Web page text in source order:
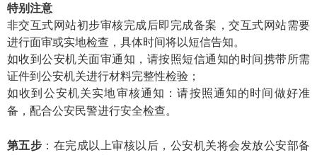
特别注意
非交互式网站初步审核完成后即完成备案，交互式网站需要
进行面审或实地检查，具体时间将以短信告知。
如收到公安机关面审通知，请按照短信通知的时间携带所需
证件到公安机关进行材料完整性检验；
如收到公安机关实地审核通知：请按照通知的时间做好准
备，配合公安民警进行安全检查。
第五步 ：在完成以上审核以后，公安机关将会发放公安部备